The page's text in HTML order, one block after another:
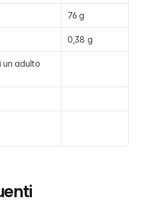
76 g
0,38 g
un adulto